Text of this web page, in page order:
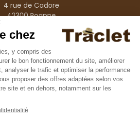
4 rue de Cadore
42300 Roanne